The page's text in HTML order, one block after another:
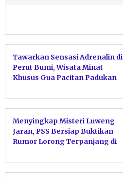
Tawarkan Sensasi Adrenalin di
Perut Bumi, Wisata Minat
Khusus Gua Pacitan Padukan
Ketat
Menyingkap Misteri Luweng
Jaran, PSS Bersiap Buktikan
Rumor Lorong Terpanjang di